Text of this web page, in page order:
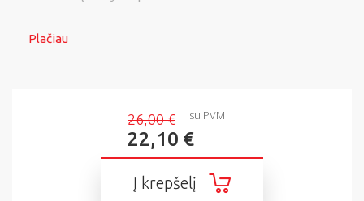
Plačiau
26,00 €
22,10 €
su PVM
Į krepšelį